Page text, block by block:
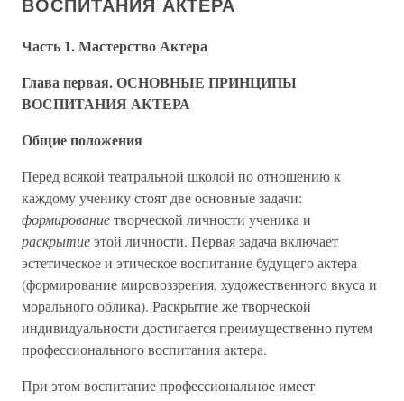
ВОСПИТАНИЯ АКТЕРА
Часть 1. Мастерство Актера
Глава первая. ОСНОВНЫЕ ПРИНЦИПЫ
ВОСПИТАНИЯ АКТЕРА
Общие положения
Перед всякой театральной школой по отношению к
каждому ученику стоят две основные задачи:
формированиетворческой личности ученика и
раскрытиеэтой личности. Первая задача включает
эстетическое и этическое воспитание будущего актера
(формирование мировоззрения, художественного вкуса и
морального облика). Раскрытие же творческой
индивидуальности достигается преимущественно путем
профессионального воспитания актера.
При этом воспитание профессиональное имеет